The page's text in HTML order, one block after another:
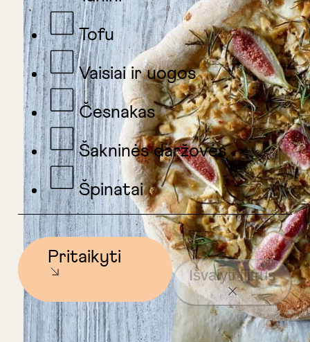
Tofu
Vaisiai ir uogos
Česnakas
Šakninės daržovės
Špinatai
Pritaikyti
Išvalyti filtrus